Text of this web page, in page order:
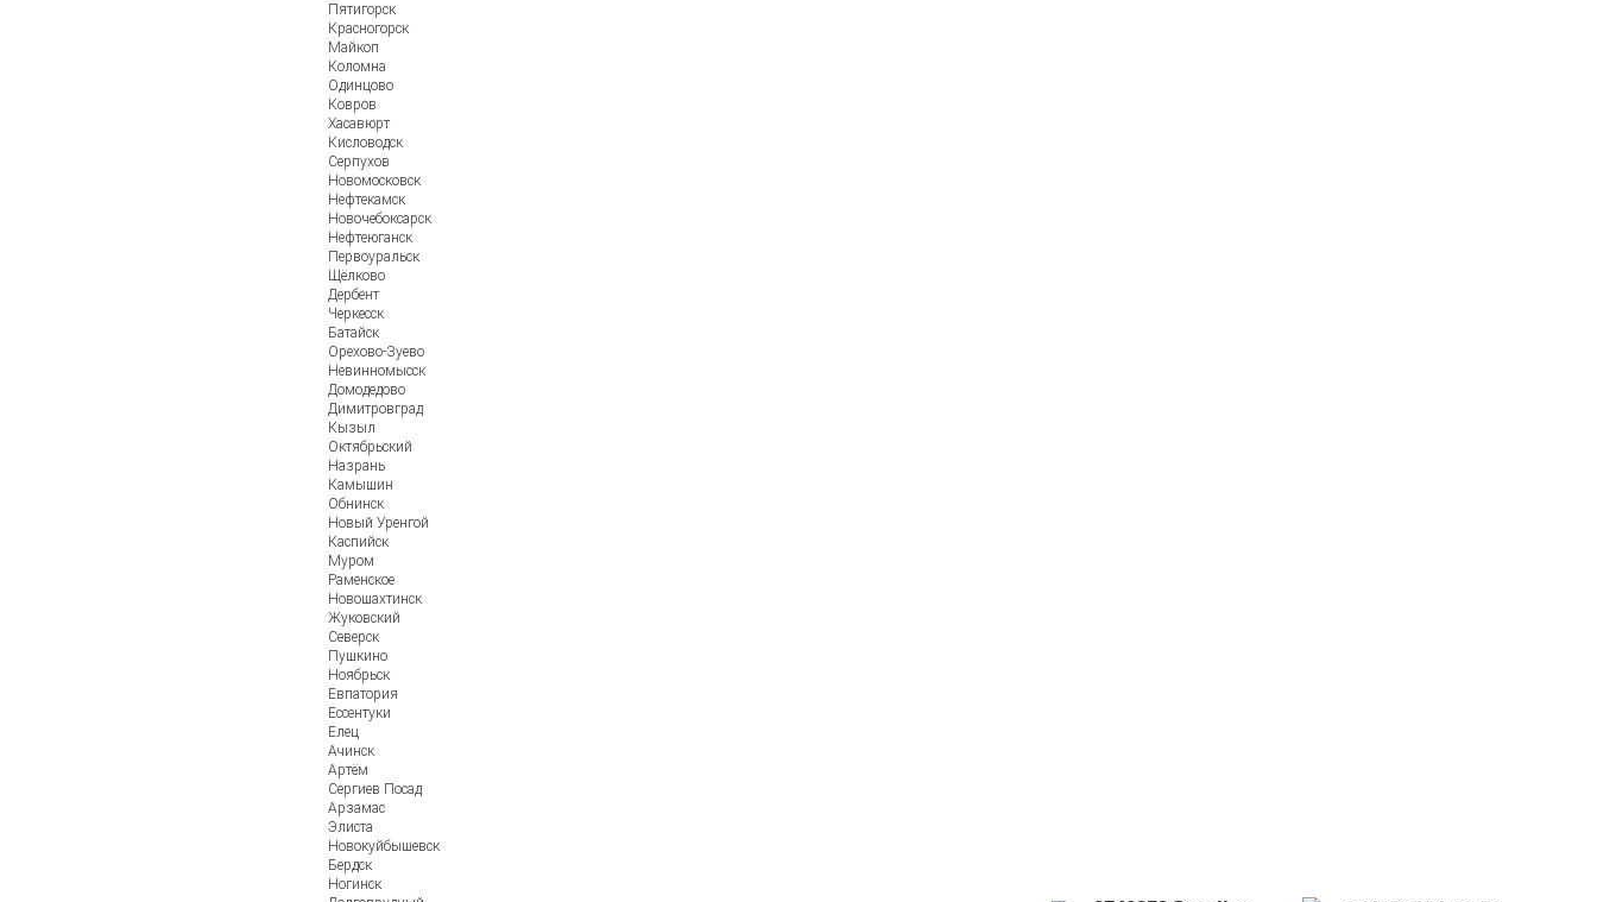
Пятигорск
Красногорск
Майкоп
Коломна
Одинцово
Ковров
Хасавюрт
Кисловодск
Серпухов
Новомосковск
Нефтекамск
Новочебоксарск
Нефтеюганск
Первоуральск
Щёлково
Дербент
Черкесск
Батайск
Орехово-Зуево
Невинномысск
Домодедово
Димитровград
Кызыл
Октябрьский
Назрань
Камышин
Обнинск
Новый Уренгой
Каспийск
Муром
Раменское
Новошахтинск
Жуковский
Северск
Пушкино
Ноябрьск
Евпатория
Ессентуки
Елец
Ачинск
Артём
Сергиев Посад
Арзамас
Элиста
Новокуйбышевск
Бердск
Ногинск